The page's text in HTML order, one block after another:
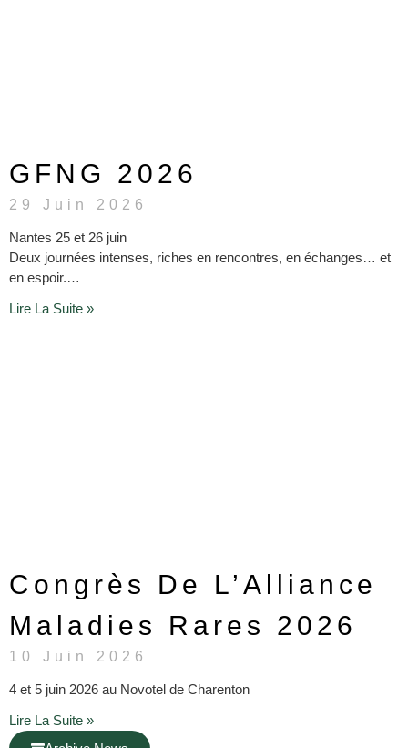
GFNG 2026
29 Juin 2026
Nantes 25 et 26 juin
Deux journées intenses, riches en rencontres, en échanges… et
en espoir.…
Lire La Suite »
Congrès De L’Alliance
Maladies Rares 2026
10 Juin 2026
4 et 5 juin 2026 au Novotel de Charenton
Lire La Suite »